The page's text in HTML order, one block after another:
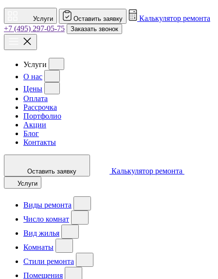
Услуги Оставить заявку
Калькулятор ремонта
+7 (495) 297-05-75
Заказать звонок
Услуги
О нас
Цены
Оплата
Рассрочка
Портфолио
Акции
Блог
Контакты
Оставить заявку Калькулятор ремонта
Услуги
Виды ремонта
Число комнат
Вид жилья
Комнаты
Стили ремонта
Помещения